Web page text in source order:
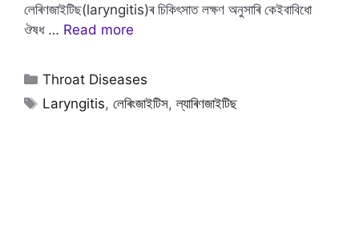
লেৰিণজাইটিছ(laryngitis)ৰ চিকিৎসাত লক্ষণ অনুসাৰি কেইবাবিধো
ঔষধ … Read more
Categories
Throat Diseases
Tags
Laryngitis,লেৰিংজাইটিস,ল্যাৰিণজাইটিছ